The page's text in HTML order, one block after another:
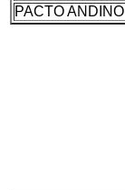
PACTO ANDINO
En